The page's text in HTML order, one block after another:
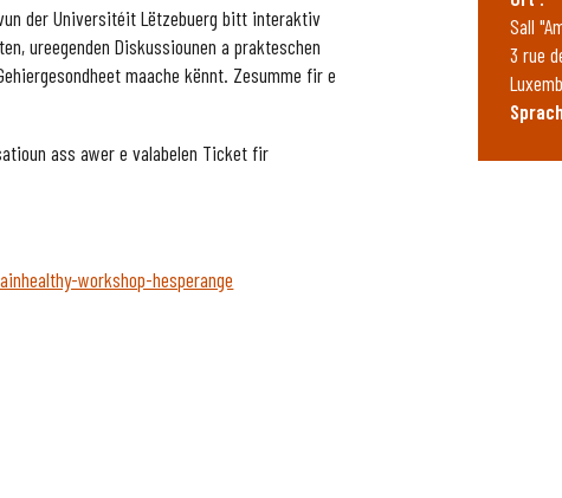
der Universitéit Lëtzebuerg bitt interaktiv
ureegenden Diskussiounen a prakteschen
maache kënnt. Zesumme fir e
ass awer e valabelen Ticket fir
workshop-hesperange
Sall
3 rue